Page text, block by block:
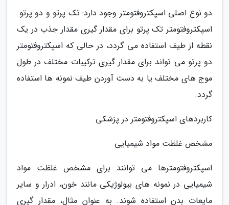
دو نوع اصلی اسپکتروفتومتر وجود دارد: تک پرتو و دو پرتو.
اسپکتروفتومتر تک پرتو برای مقدار گیری مقدار جذب در یک
نقطه از طیف استفاده می گردد، در حالی که اسپکتروفتومتر
دو پرتو می تواند برای مقدار گیری ترکیبات مختلف در طول
موج های مختلف یا به دست آوردن طیف نمونه ها استفاده
گردد.
کاربردهای اسپکتروفتومتر در پزشکی
مشخص غلظت مواد شیمیایی
اسپکتروفتومترها می توانند برای مشخص غلظت مواد
شیمیایی در نمونه های بیولوژیکی مانند خون، ادرار و سایر
مایعات بدن استفاده شوند. به عنوان مثال، مقدار گیری